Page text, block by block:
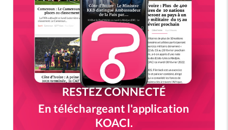
RESTEZ CONNECTÉ
En téléchargeant l'application
KOACI.